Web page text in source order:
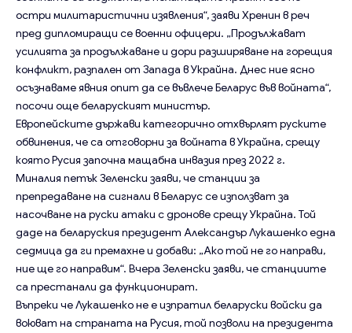
остри милитаристични изявления“, заяви Хренин в реч
пред дипломиращи се военни офицери. „Продължават
усилията за продължаване и дори разширяване на горещия
конфликт, разпален от Запада в Украйна. Днес ние ясно
осъзнаваме явния опит да се въвлече Беларус във войната“,
посочи още беларуският министър.
Европейските държави категорично отхвърлят руските
обвинения, че са отговорни за войната в Украйна, срещу
която Русия започна мащабна инвазия през 2022 г.
Миналия петък Зеленски заяви, че станции за
препредаване на сигнали в Беларус се използват за
насочване на руски атаки с дронове срещу Украйна. Той
даде на беларуския президент Александър Лукашенко една
седмица да ги премахне и добави: „Ако той не го направи,
ние ще го направим“. Вчера Зеленски заяви, че станциите
са престанали да функционират.
Въпреки че Лукашенко не е изпратил беларуски войски да
воюват на страната на Русия, той позволи на президента